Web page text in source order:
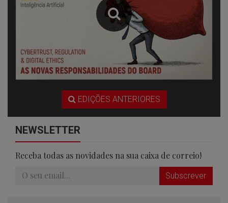
EDIÇÕES ANTERIORES
NEWSLETTER
Receba todas as novidades na sua caixa de correio!
Subscrever